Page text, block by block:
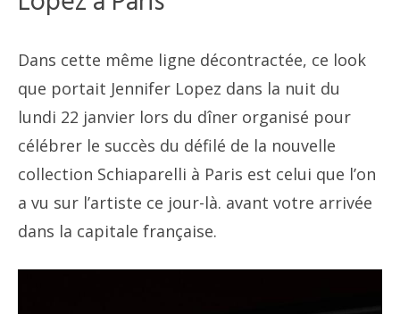
Dans cette même ligne décontractée, ce look
que portait Jennifer Lopez dans la nuit du
lundi 22 janvier lors du dîner organisé pour
célébrer le succès du défilé de la nouvelle
collection Schiaparelli à Paris est celui que l’on
a vu sur l’artiste ce jour-là. avant votre arrivée
dans la capitale française.